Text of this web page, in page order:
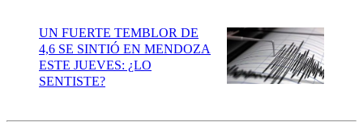
UN FUERTE TEMBLOR DE
4,6 SE SINTIÓ EN MENDOZA
ESTE JUEVES: ¿LO
SENTISTE?